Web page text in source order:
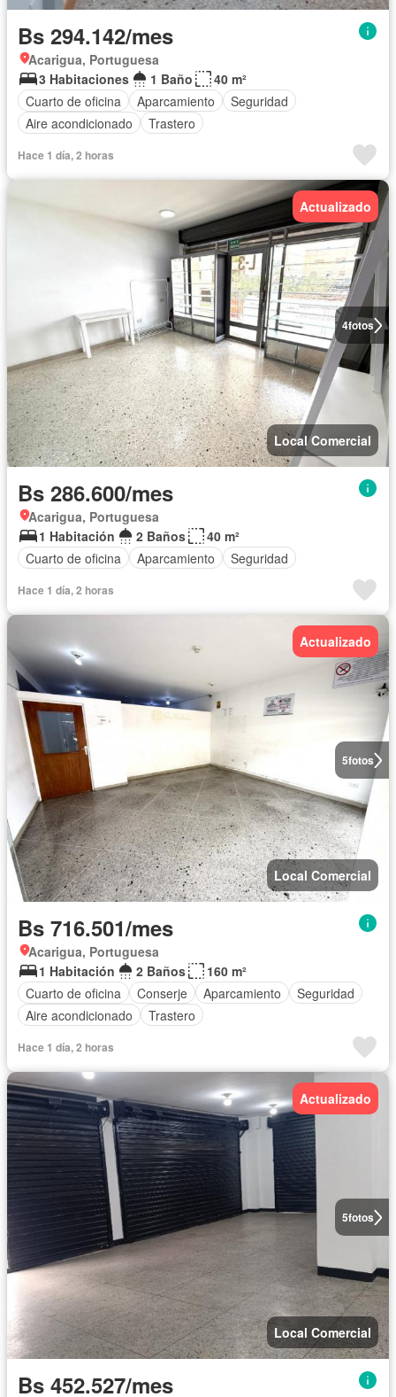
Bs 294.142/mes
Acarigua, Portuguesa
3 Habitaciones
1 Baño
40 m²
Cuarto de oficina
Aparcamiento
Seguridad
Aire acondicionado
Trastero
Hace 1 día, 2 horas
4fotos
Actualizado
Local Comercial
Bs 286.600/mes
Acarigua, Portuguesa
1 Habitación
2 Baños
40 m²
Cuarto de oficina
Aparcamiento Seguridad
Hace 1 día, 2 horas
5fotos
Actualizado
Local Comercial
Bs 716.501/mes
Acarigua, Portuguesa
1 Habitación
2 Baños
160 m²
Cuarto de oficina
Conserje Aparcamiento
Seguridad
Aire acondicionado
Trastero
Hace 1 día, 2 horas
5fotos
Actualizado
Local Comercial
Bs 452.527/mes